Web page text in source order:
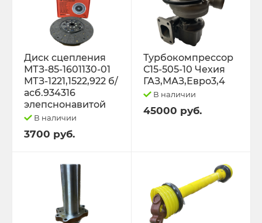
Диск сцепления
МТЗ-85-1601130-01
МТЗ-1221,1522,922 б/
асб.934316
элепснонавитой
В наличии
3700 руб.
Турбокомпрессор
С15-505-10 Чехия
ГАЗ,МАЗ,Евро3,4
В наличии
45000 руб.